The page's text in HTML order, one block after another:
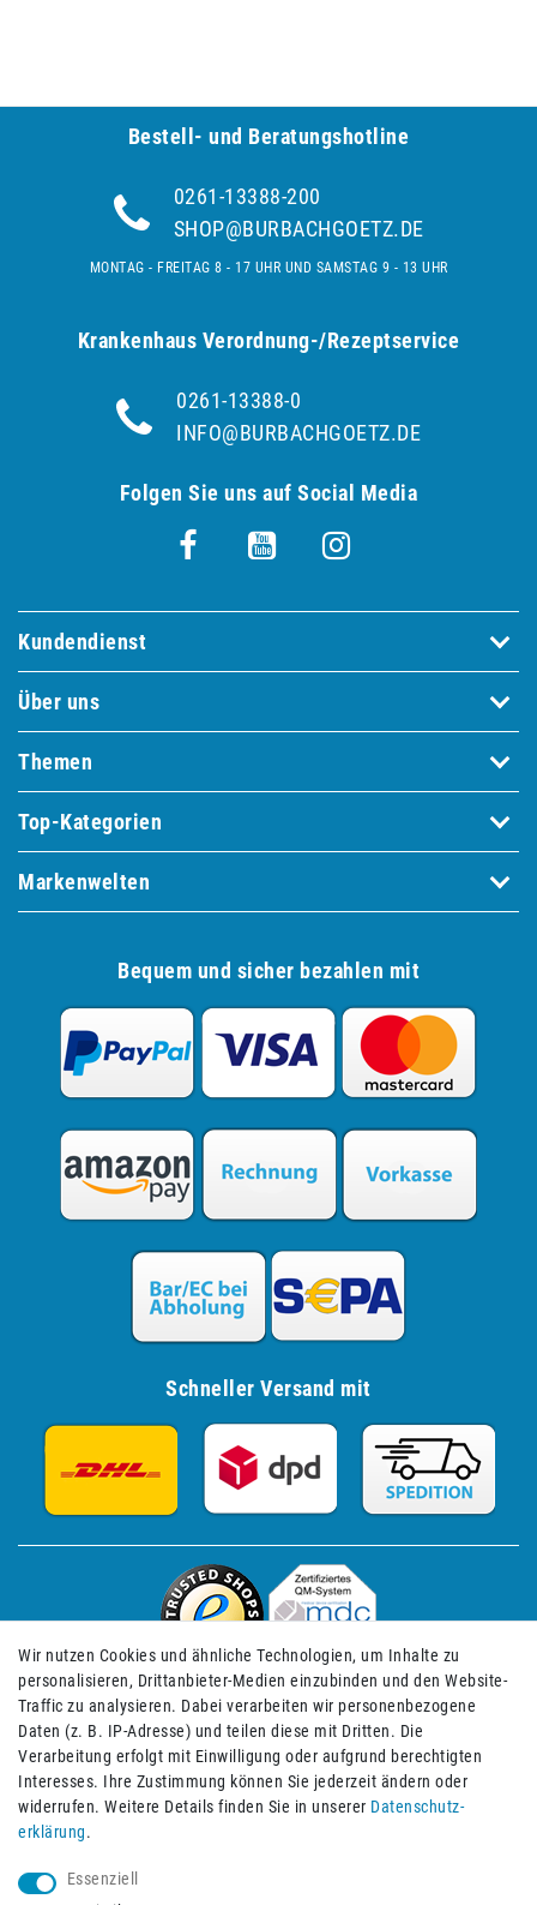
Bestell- und Be­ra­tungs­hot­line
0261-13388-200
SHOP@BURBACHGOETZ.DE
MONTAG - FREITAG 8 - 17 UHR UND SAMSTAG 9 - 13 UHR
Krankenhaus Verordnung-/Rezeptservice
0261-13388-0
INFO@BURBACHGOETZ.DE
Folgen Sie uns auf Social Media
Kundendienst
Über uns
Themen
Top-Kategorien
Markenwelten
Bequem und sicher bezahlen mit
Schneller Versand mit
Impressum Daten­schutz­erklärung AGB
Wir nutzen Cookies und ähnliche Technologien, um Inhalte zu
personalisieren, Drittanbieter-Medien einzubinden und den Website-
Traffic zu analysieren. Dabei verarbeiten wir personenbezogene
Daten (z. B. IP-Adresse) und teilen diese mit Dritten. Die
Verarbeitung erfolgt mit Einwilligung oder aufgrund berechtigten
Interesses. Ihre Zustimmung können Sie jederzeit ändern oder
widerrufen. Weitere Details finden Sie in unserer Daten­schutz­
erklärung.
Essenziell